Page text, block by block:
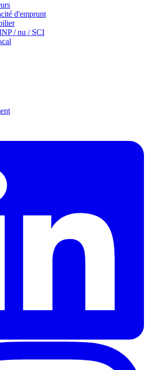
d'emprunt
/ nu / SCI